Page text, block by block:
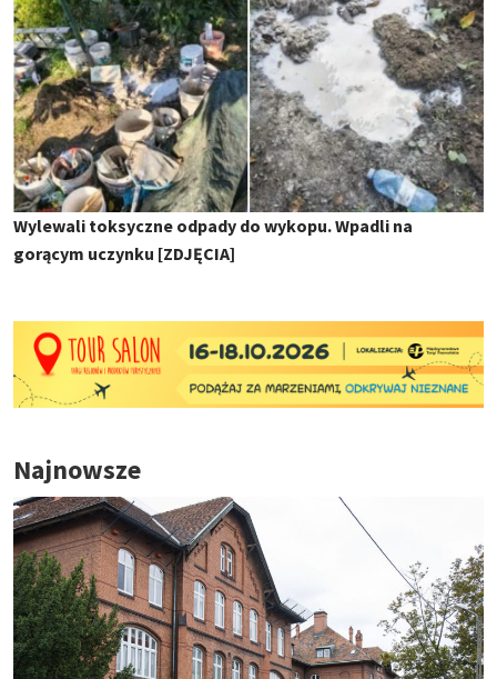
Wylewali toksyczne odpady do wykopu. Wpadli na
gorącym uczynku [ZDJĘCIA]
Najnowsze